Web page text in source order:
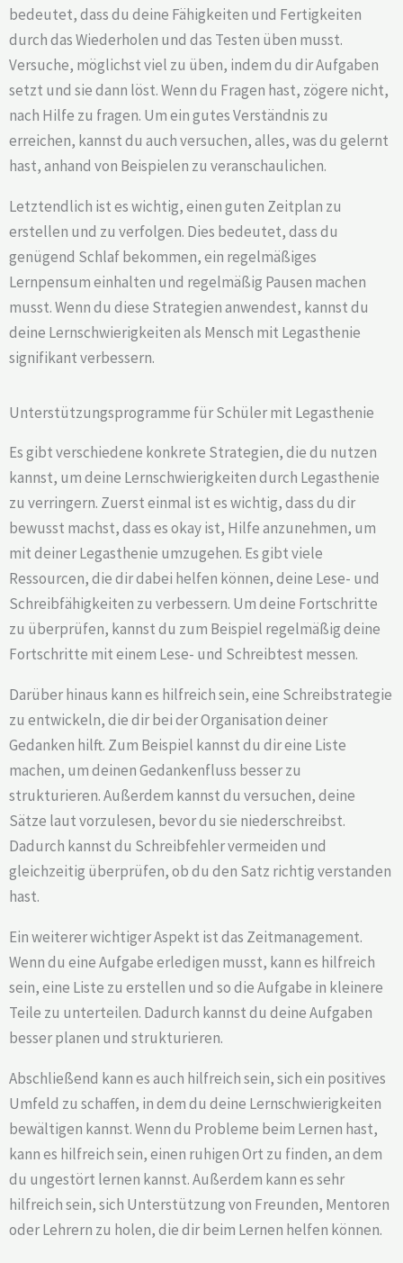
bedeutet, dass du deine Fähigkeiten und Fertigkeiten
durch das Wiederholen und das Testen üben musst.
Versuche, möglichst viel zu üben, indem du dir Aufgaben
setzt und sie dann löst. Wenn du Fragen hast, zögere nicht,
nach Hilfe zu fragen. Um ein gutes Verständnis zu
erreichen, kannst du auch versuchen, alles, was du gelernt
hast, anhand von Beispielen zu veranschaulichen.
Letztendlich ist es wichtig, einen guten Zeitplan zu
erstellen und zu verfolgen. Dies bedeutet, dass du
genügend Schlaf bekommen, ein regelmäßiges
Lernpensum einhalten und regelmäßig Pausen machen
musst. Wenn du diese Strategien anwendest, kannst du
deine Lernschwierigkeiten als Mensch mit Legasthenie
signifikant verbessern.
Unterstützungsprogramme für Schüler mit Legasthenie
Es gibt verschiedene konkrete Strategien, die du nutzen
kannst, um deine Lernschwierigkeiten durch Legasthenie
zu verringern. Zuerst einmal ist es wichtig, dass du dir
bewusst machst, dass es okay ist, Hilfe anzunehmen, um
mit deiner Legasthenie umzugehen. Es gibt viele
Ressourcen, die dir dabei helfen können, deine Lese- und
Schreibfähigkeiten zu verbessern. Um deine Fortschritte
zu überprüfen, kannst du zum Beispiel regelmäßig deine
Fortschritte mit einem Lese- und Schreibtest messen.
Darüber hinaus kann es hilfreich sein, eine Schreibstrategie
zu entwickeln, die dir bei der Organisation deiner
Gedanken hilft. Zum Beispiel kannst du dir eine Liste
machen, um deinen Gedankenfluss besser zu
strukturieren. Außerdem kannst du versuchen, deine
Sätze laut vorzulesen, bevor du sie niederschreibst.
Dadurch kannst du Schreibfehler vermeiden und
gleichzeitig überprüfen, ob du den Satz richtig verstanden
hast.
Ein weiterer wichtiger Aspekt ist das Zeitmanagement.
Wenn du eine Aufgabe erledigen musst, kann es hilfreich
sein, eine Liste zu erstellen und so die Aufgabe in kleinere
Teile zu unterteilen. Dadurch kannst du deine Aufgaben
besser planen und strukturieren.
Abschließend kann es auch hilfreich sein, sich ein positives
Umfeld zu schaffen, in dem du deine Lernschwierigkeiten
bewältigen kannst. Wenn du Probleme beim Lernen hast,
kann es hilfreich sein, einen ruhigen Ort zu finden, an dem
du ungestört lernen kannst. Außerdem kann es sehr
hilfreich sein, sich Unterstützung von Freunden, Mentoren
oder Lehrern zu holen, die dir beim Lernen helfen können.